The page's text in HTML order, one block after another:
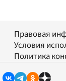
Правовая
Условия
Политика